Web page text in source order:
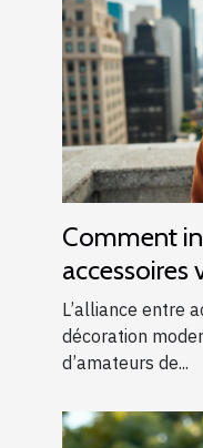
Comment
accessoires
moderne ?
L’alliance entre
décoration
d’amateurs de...